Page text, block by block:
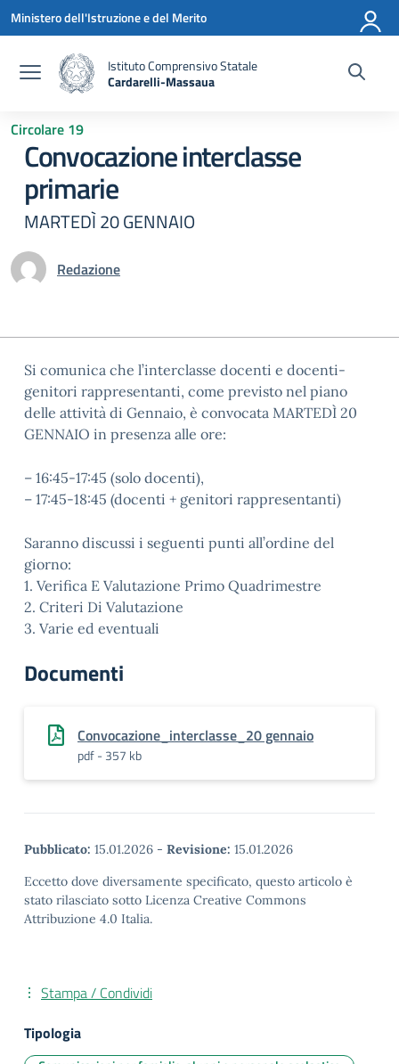
Vai ai contenuti
Vai al menu di navigazione
Vai al footer
Ministero dell'Istruzione e del Merito
Istituto Comprensivo Statale
Cardarelli-Massaua
Circolare 19
Convocazione interclasse
primarie
MARTEDÌ 20 GENNAIO
Redazione
Si comunica che l’interclasse docenti e docenti-
genitori rappresentanti, come previsto nel piano
delle attività di Gennaio, è convocata MARTEDÌ 20
GENNAIO in presenza alle ore:
– 16:45-17:45 (solo docenti),
– 17:45-18:45 (docenti + genitori rappresentanti)
Saranno discussi i seguenti punti all’ordine del
giorno:
1. Verifica E Valutazione Primo Quadrimestre
2. Criteri Di Valutazione
3. Varie ed eventuali
Documenti
Convocazione_interclasse_20 gennaio
pdf - 357 kb
Pubblicato: 15.01.2026 - Revisione: 15.01.2026
Eccetto dove diversamente specificato, questo articolo è
stato rilasciato sotto Licenza Creative Commons
Attribuzione 4.0 Italia.
Stampa / Condividi
Tipologia